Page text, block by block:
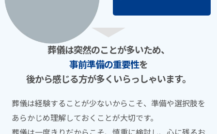
葬儀は突然のことが多いため、
事前準備の重要性を
後から感じる⽅が多くいらっしゃいます。
葬儀は経験することが少ないからこそ、準備や選択肢を
あらかじめ理解しておくことが⼤切です。